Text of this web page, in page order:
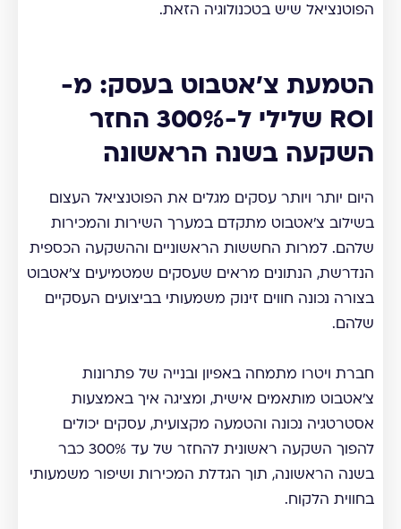
הפוטנציאל שיש בטכנולוגיה הזאת.
הטמעת צ'אטבוט בעסק: מ-
ROI שלילי ל-300% החזר
השקעה בשנה הראשונה
היום יותר ויותר עסקים מגלים את הפוטנציאל העצום
בשילוב צ'אטבוט מתקדם במערך השירות והמכירות
שלהם. למרות החששות הראשוניים וההשקעה הכספית
הנדרשת, הנתונים מראים שעסקים שמטמיעים צ'אטבוט
בצורה נכונה חווים זינוק משמעותי בביצועים העסקיים
שלהם.
חברת ויטרו מתמחה באפיון ובנייה של פתרונות
צ'אטבוט מותאמים אישית, ומציגה איך באמצעות
אסטרטגיה נכונה והטמעה מקצועית, עסקים יכולים
להפוך השקעה ראשונית להחזר של עד 300% כבר
בשנה הראשונה, תוך הגדלת המכירות ושיפור משמעותי
בחווית הלקוח.